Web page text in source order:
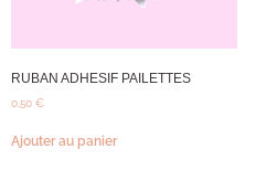
RUBAN ADHESIF PAILETTES
0,50 €
Ajouter au panier